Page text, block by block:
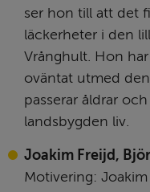
ser hon till att det
läckerheter i den
Vrånghult. Hon
oväntat utmed
passerar åldrar
landsbygden liv.
Joakim Freijd,
Motivering: